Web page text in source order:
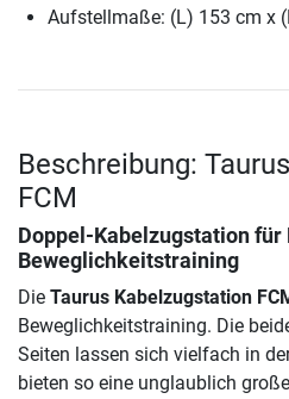
Aufstellmaße: (L) 153 cm x
Beschreibung:
FCM
Doppel-Kabelzugstation für
Beweglichkeitstraining
Die Taurus Kabelzugstation
Beweglichkeitstraining. Die
Seiten lassen sich vielfach in
bieten so eine unglaublich